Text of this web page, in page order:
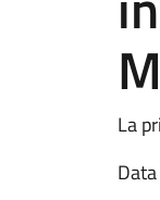
La
Data